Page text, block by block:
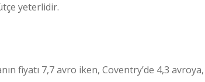
yeterlidir.
fiyatı 7,7 avro iken, Coventry’de 4,3 avroya,